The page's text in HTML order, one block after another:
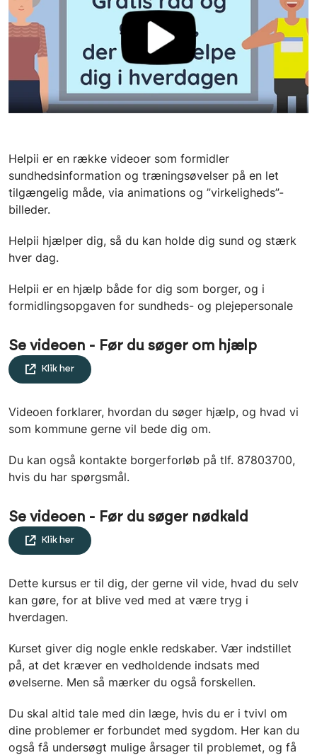
Helpii er en række videoer som formidler
sundhedsinformation og træningsøvelser på en let
tilgængelig måde, via animations og ”virkeligheds”-
billeder.
Helpii hjælper dig, så du kan holde dig sund og stærk
hver dag.
Helpii er en hjælp både for dig som borger, og i
formidlingsopgaven for sundheds- og plejepersonale
Se videoen - Før du søger om hjælp
Klik her
Videoen forklarer, hvordan du søger hjælp, og hvad vi
som kommune gerne vil bede dig om.
Du kan også kontakte borgerforløb på tlf. 87803700,
hvis du har spørgsmål.
Se videoen - Før du søger nødkald
Klik her
Dette kursus er til dig, der gerne vil vide, hvad du selv
kan gøre, for at blive ved med at være tryg i
hverdagen.
Kurset giver dig nogle enkle redskaber. Vær indstillet
på, at det kræver en vedholdende indsats med
øvelserne. Men så mærker du også forskellen.
Du skal altid tale med din læge, hvis du er i tvivl om
dine problemer er forbundet med sygdom. Her kan du
også få undersøgt mulige årsager til problemet, og få